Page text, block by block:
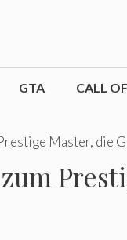
GTA CALL
Master, die